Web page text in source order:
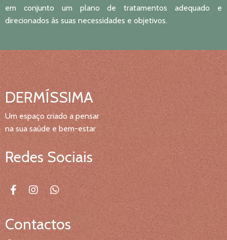
em conjunto um plano de tratamentos adequado e
direcionados às suas necessidades e objetivos.
DERMÍSSIMA
Um espaço criado a pensar
na sua saúde e bem-estar
Redes Sociais
Contactos